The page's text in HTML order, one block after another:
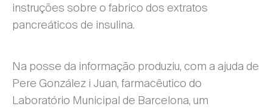
instruções sobre o fabrico dos extratos
pancreáticos de insulina.
Na posse da informação produziu, com a ajuda de
Pere González i Juan, farmacêutico do
Laboratório Municipal de Barcelona, um